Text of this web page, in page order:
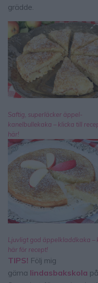
grädde.
Saftig, superläcker äppel-
kanelbullekaka – klicka till
här!
Ljuvligt god äppelkladdkaka –
här för recept!
TIPS! Följ mig
gärna lindasbakskola på